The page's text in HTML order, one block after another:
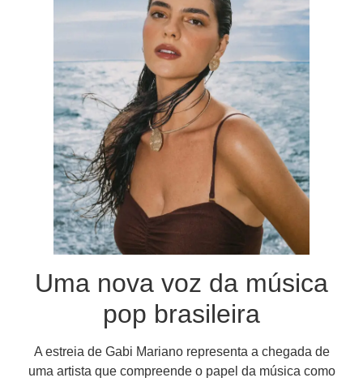
Uma nova voz da música
pop brasileira
A estreia de Gabi Mariano representa a chegada de
uma artista que compreende o papel da música como